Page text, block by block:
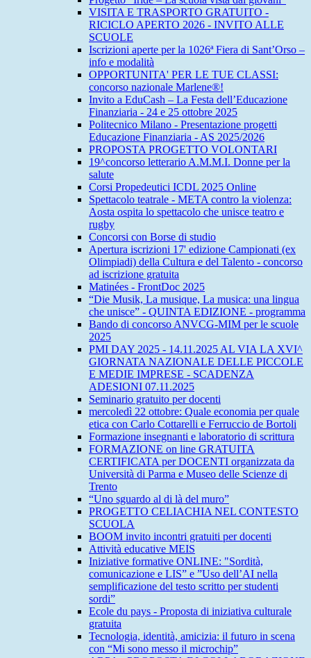
VISITA E TRASPORTO GRATUITO -
RICICLO APERTO 2026 - INVITO ALLE
SCUOLE
Iscrizioni aperte per la 1026ª Fiera di Sant’Orso –
info e modalità
OPPORTUNITA' PER LE TUE CLASSI:
concorso nazionale Marlene®!
Invito a EduCash – La Festa dell’Educazione
Finanziaria - 24 e 25 ottobre 2025
Politecnico Milano - Presentazione progetti
Educazione Finanziaria - AS 2025/2026
PROPOSTA PROGETTO VOLONTARI
19^concorso letterario A.M.M.I. Donne per la
salute
Corsi Propedeutici ICDL 2025 Online
Spettacolo teatrale - META contro la violenza:
Aosta ospita lo spettacolo che unisce teatro e
rugby
Concorsi con Borse di studio
Apertura iscrizioni 17' edizione Campionati (ex
Olimpiadi) della Cultura e del Talento - concorso
ad iscrizione gratuita
Matinées - FrontDoc 2025
“Die Musik, La musique, La musica: una lingua
che unisce” - QUINTA EDIZIONE - programma
Bando di concorso ANVCG-MIM per le scuole
2025
PMI DAY 2025 - 14.11.2025 AL VIA LA XVI^
GIORNATA NAZIONALE DELLE PICCOLE
E MEDIE IMPRESE - SCADENZA
ADESIONI 07.11.2025
Seminario gratuito per docenti
mercoledì 22 ottobre: Quale economia per quale
etica con Carlo Cottarelli e Ferruccio de Bortoli
Formazione insegnanti e laboratorio di scrittura
FORMAZIONE on line GRATUITA
CERTIFICATA per DOCENTI organizzata da
Università di Parma e Museo delle Scienze di
Trento
“Uno sguardo al di là del muro”
PROGETTO CELIACHIA NEL CONTESTO
SCUOLA
BOOM invito incontri gratuiti per docenti
Attività educative MEIS
Iniziative formative ONLINE: "Sordità,
comunicazione e LIS” e ”Uso dell’AI nella
semplificazione del testo scritto per studenti
sordi”
Ecole du pays - Proposta di iniziativa culturale
gratuita
Tecnologia, identità, amicizia: il futuro in scena
con “Mi sono messo il microchip”